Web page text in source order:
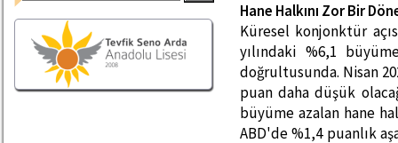
Hane Halkını Zor Bir
Küresel konjonktür
yılındaki %6,1
doğrultusunda. Nisan
puan daha düşük
büyüme azalan hane
ABD'de %1,4 puanlık